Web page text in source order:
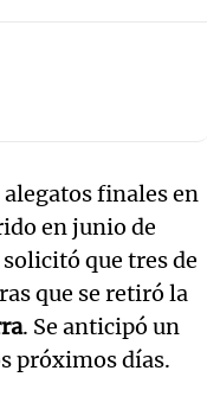
finales en
en junio de
solicitó que tres de
que se retiró la
. Se anticipó un
próximos días.